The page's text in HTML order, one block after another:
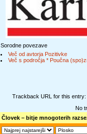
Sorodne povezave
Več od avtorja Pozitivke
Več s področja * Poučna
Trackback URL for this
No
Človek – bitje mnogoterih